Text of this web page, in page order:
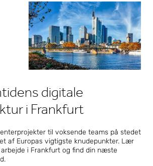
(Dresden)
(Leverkusen)
GmbH
7
digitale
i Frankfurt
til voksende teams på stedet
af Europas vigtigste knudepunkter. Lær
i Frankfurt og find din næste